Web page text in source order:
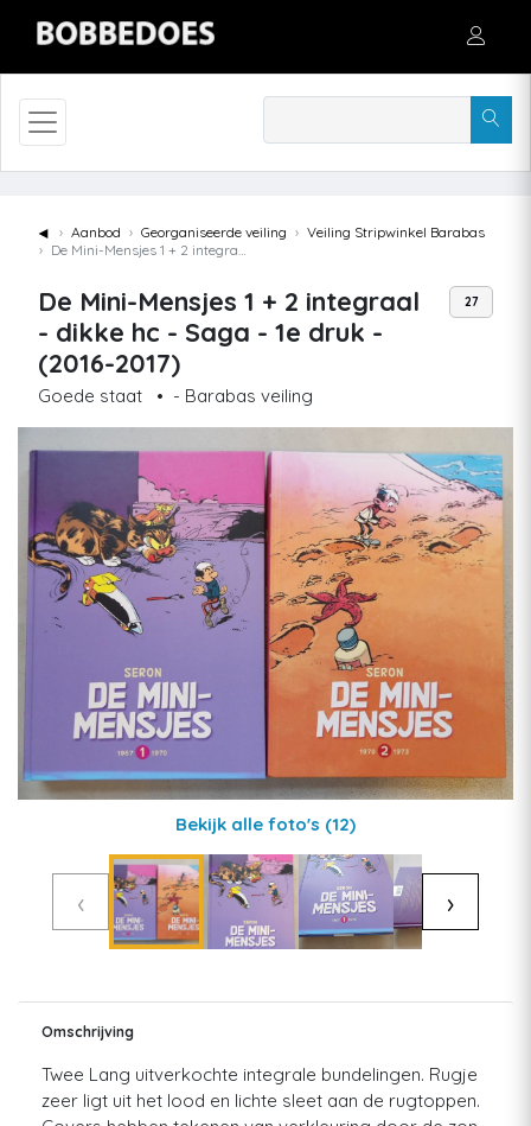
◄ Aanbod Georganiseerde veiling
Veiling Stripwinkel Barabas
De Mini-Mensjes 1 + 2 integraal - dikke hc - Saga - 1e druk - (2016-2017)
De Mini-Mensjes 1 + 2 integraal
- dikke hc - Saga - 1e druk -
(2016-2017)
Goede staat • - Barabas veiling
27
Bekijk alle foto's (12)
‹ ›
Omschrijving
Twee Lang uitverkochte integrale bundelingen. Rugje
zeer ligt uit het lood en lichte sleet aan de rugtoppen.